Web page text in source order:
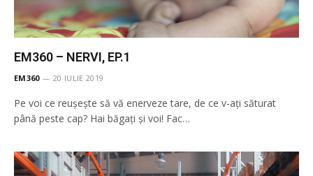
EM360 – NERVI, EP.1
EM360 20 IULIE 2019
Pe voi ce reușește să vă enerveze tare, de ce v-ați săturat
până peste cap? Hai băgați și voi! Fac…